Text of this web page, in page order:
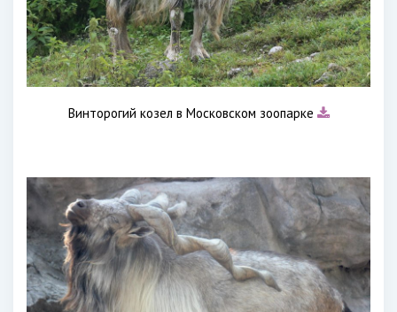
Винторогий козел в Московском зоопарке